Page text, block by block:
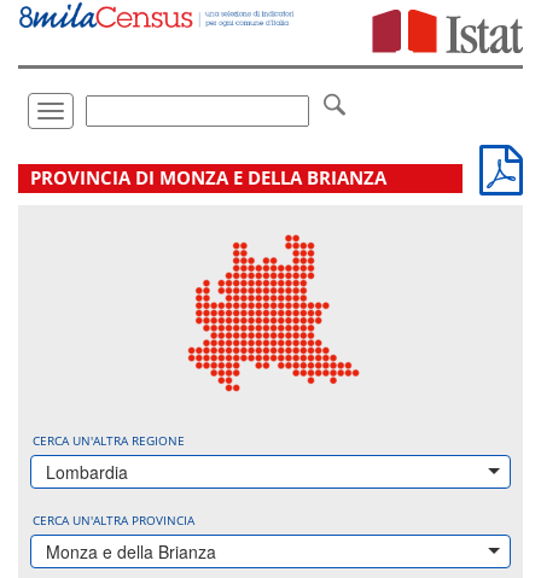
Vai
direttamente
Toggle
navigation
.
PROVINCIA DI MONZA E DELLA BRIANZA
CERCA UN'ALTRA REGIONE
Lombardia
CERCA UN'ALTRA PROVINCIA
Monza e della Brianza